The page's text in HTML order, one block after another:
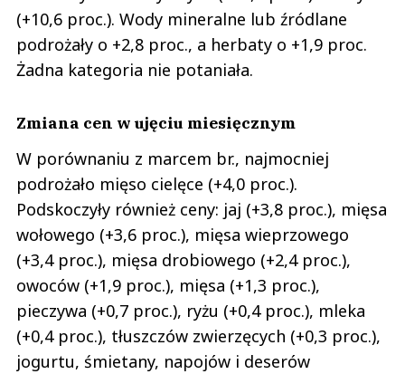
(+10,6 proc.). Wody mineralne lub źródlane
podrożały o +2,8 proc., a herbaty o +1,9 proc.
Żadna kategoria nie potaniała.
Zmiana cen w ujęciu miesięcznym
W porównaniu z marcem br., najmocniej
podrożało mięso cielęce (+4,0 proc.).
Podskoczyły również ceny: jaj (+3,8 proc.), mięsa
wołowego (+3,6 proc.), mięsa wieprzowego
(+3,4 proc.), mięsa drobiowego (+2,4 proc.),
owoców (+1,9 proc.), mięsa (+1,3 proc.),
pieczywa (+0,7 proc.), ryżu (+0,4 proc.), mleka
(+0,4 proc.), tłuszczów zwierzęcych (+0,3 proc.),
jogurtu, śmietany, napojów i deserów